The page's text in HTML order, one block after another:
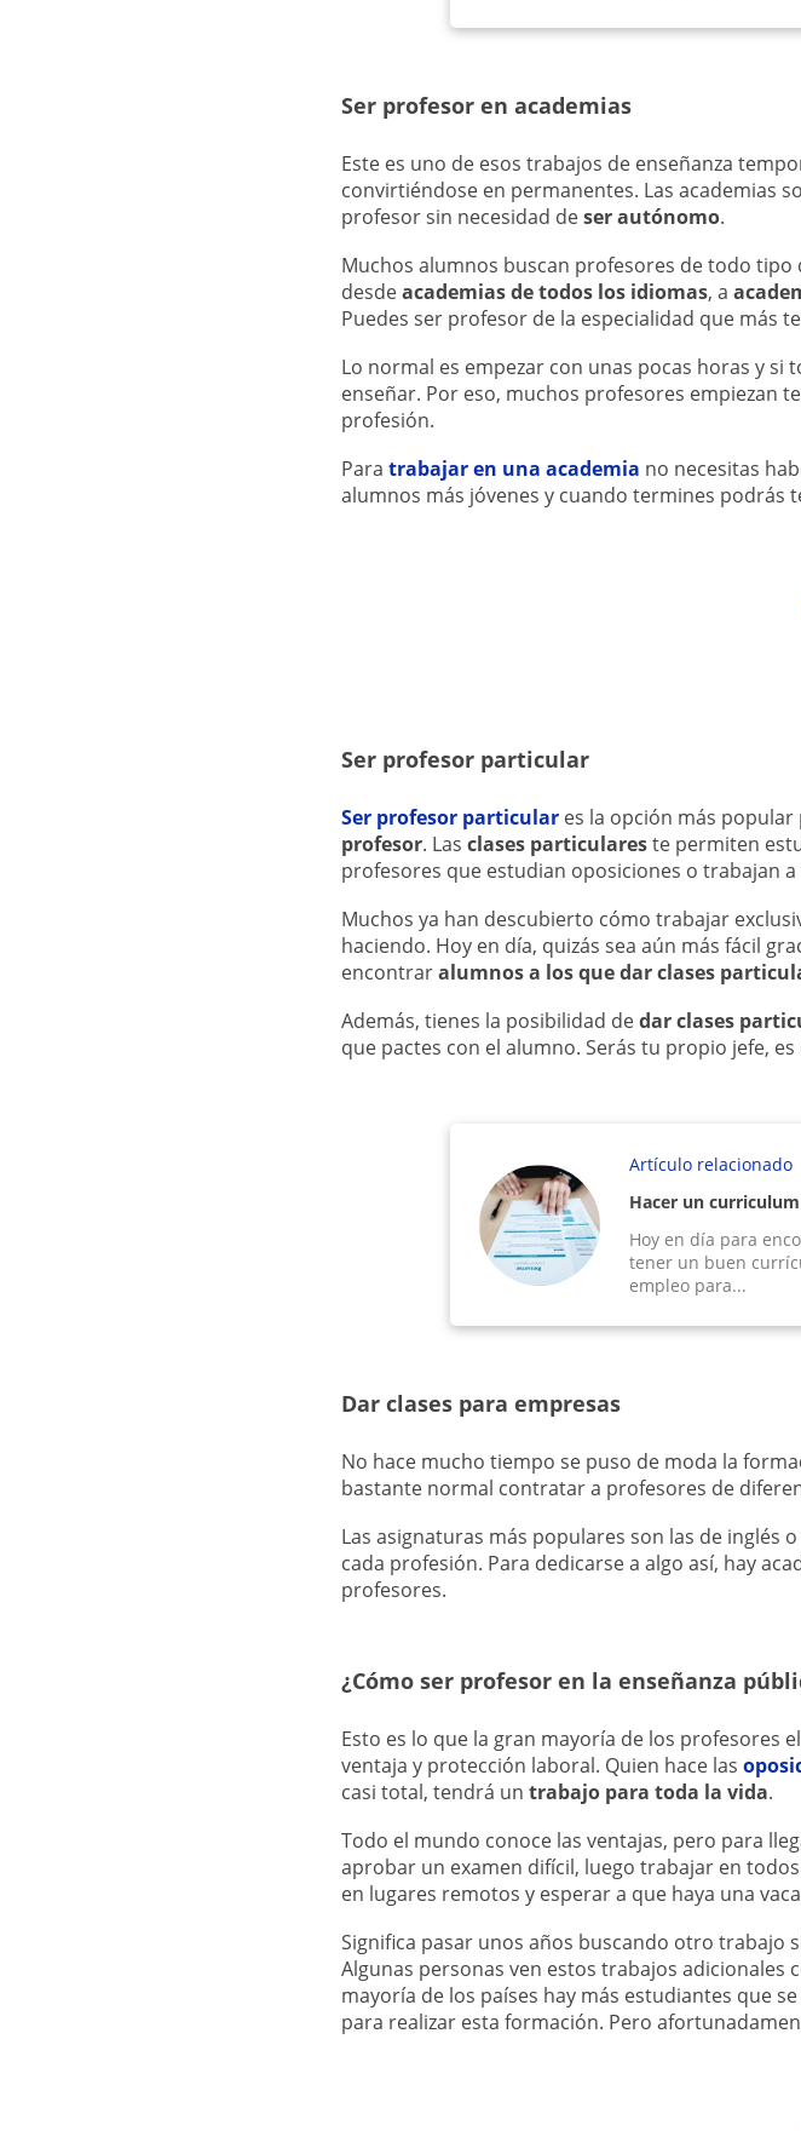
Ser profesor en academias
Este es uno de esos trabajos de enseñanza
convirtiéndose en permanentes. Las academias
profesor sin necesidad deser autónomo.
Muchos alumnos buscan profesores de todo
desdeacademias de todos los idiomas, a
Puedes ser profesor de la especialidad que más
Lo normal es empezar con unas pocas horas y si
enseñar. Por eso, muchos profesores empiezan
profesión.
Para trabajar en una academia no necesitas
alumnos más jóvenes y cuando termines podrás
Ser profesor particular
Ser profesor particular es la opción más
profesor. Las clases particulareste permiten
profesores que estudian oposiciones o trabajan
Muchos ya han descubierto cómo trabajar
haciendo. Hoy en día, quizás sea aún más fácil
encontraralumnos a los que dar clases
Además, tienes la posibilidad dedar clases
que pactes con el alumno. Serás tu propio jefe,
Artículo relacionado
Hacer un
Hoy en día para
tener un buen
empleo para...
Dar clases para empresas
No hace mucho tiempo se puso de moda la
bastante normal contratar a profesores de
Las asignaturas más populares son las de inglés
cada profesión. Para dedicarse a algo así, hay
profesores.
¿Cómo ser profesor en la enseñanza
Esto es lo que la gran mayoría de los profesores
ventaja y protección laboral. Quien hace las
casi total, tendrá un trabajo para toda la vida.
Todo el mundo conoce las ventajas, pero para
aprobar un examen difícil, luego trabajar en
en lugares remotos y esperar a que haya una
Significa pasar unos años buscando otro trabajo
Algunas personas ven estos trabajos adicionales
mayoría de los países hay más estudiantes que
para realizar esta formación. Pero